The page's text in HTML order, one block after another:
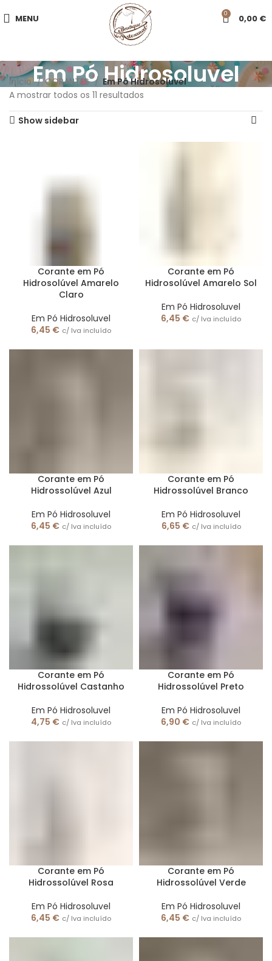
MENU 0 0,00 €
Em Pó Hidrosoluvel
Início CORANTES
Em Pó Hidrosoluvel
A mostrar todos os 11 resultados
Show sidebar
Corante em Pó
Hidrosolúvel Amarelo
Claro
Em Pó Hidrosoluvel
6,45 € c/ Iva incluído
Corante em Pó
Hidrosolúvel Amarelo Sol
Em Pó Hidrosoluvel
6,45 € c/ Iva incluído
Corante em Pó
Hidrossolúvel Azul
Em Pó Hidrosoluvel
6,45 € c/ Iva incluído
Corante em Pó
Hidrossolúvel Branco
Em Pó Hidrosoluvel
6,65 € c/ Iva incluído
Corante em Pó
Hidrossolúvel Castanho
Em Pó Hidrosoluvel
4,75 € c/ Iva incluído
Corante em Pó
Hidrossolúvel Preto
Em Pó Hidrosoluvel
6,90 € c/ Iva incluído
Corante em Pó
Hidrossolúvel Rosa
Em Pó Hidrosoluvel
6,45 € c/ Iva incluído
Corante em Pó
Hidrossolúvel Verde
Em Pó Hidrosoluvel
6,45 € c/ Iva incluído